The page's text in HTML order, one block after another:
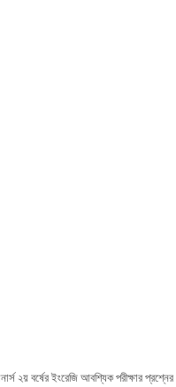
২য় বর্ষের ইংরেজি আবশ্যিক পরীক্ষার প্রশ্নের